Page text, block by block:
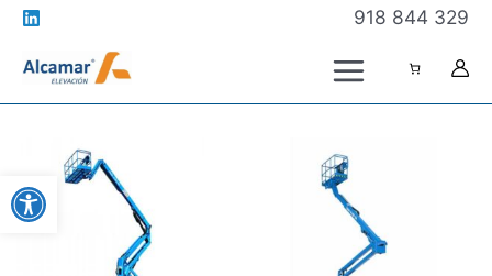
Abrir barra de herramientas
contenido
918 844 329